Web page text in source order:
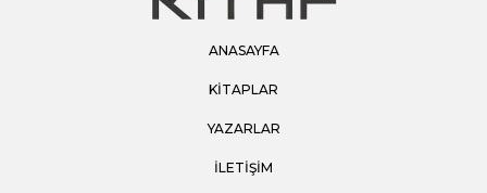
ANASAYFA
KİTAPLAR
YAZARLAR
İLETİŞİM